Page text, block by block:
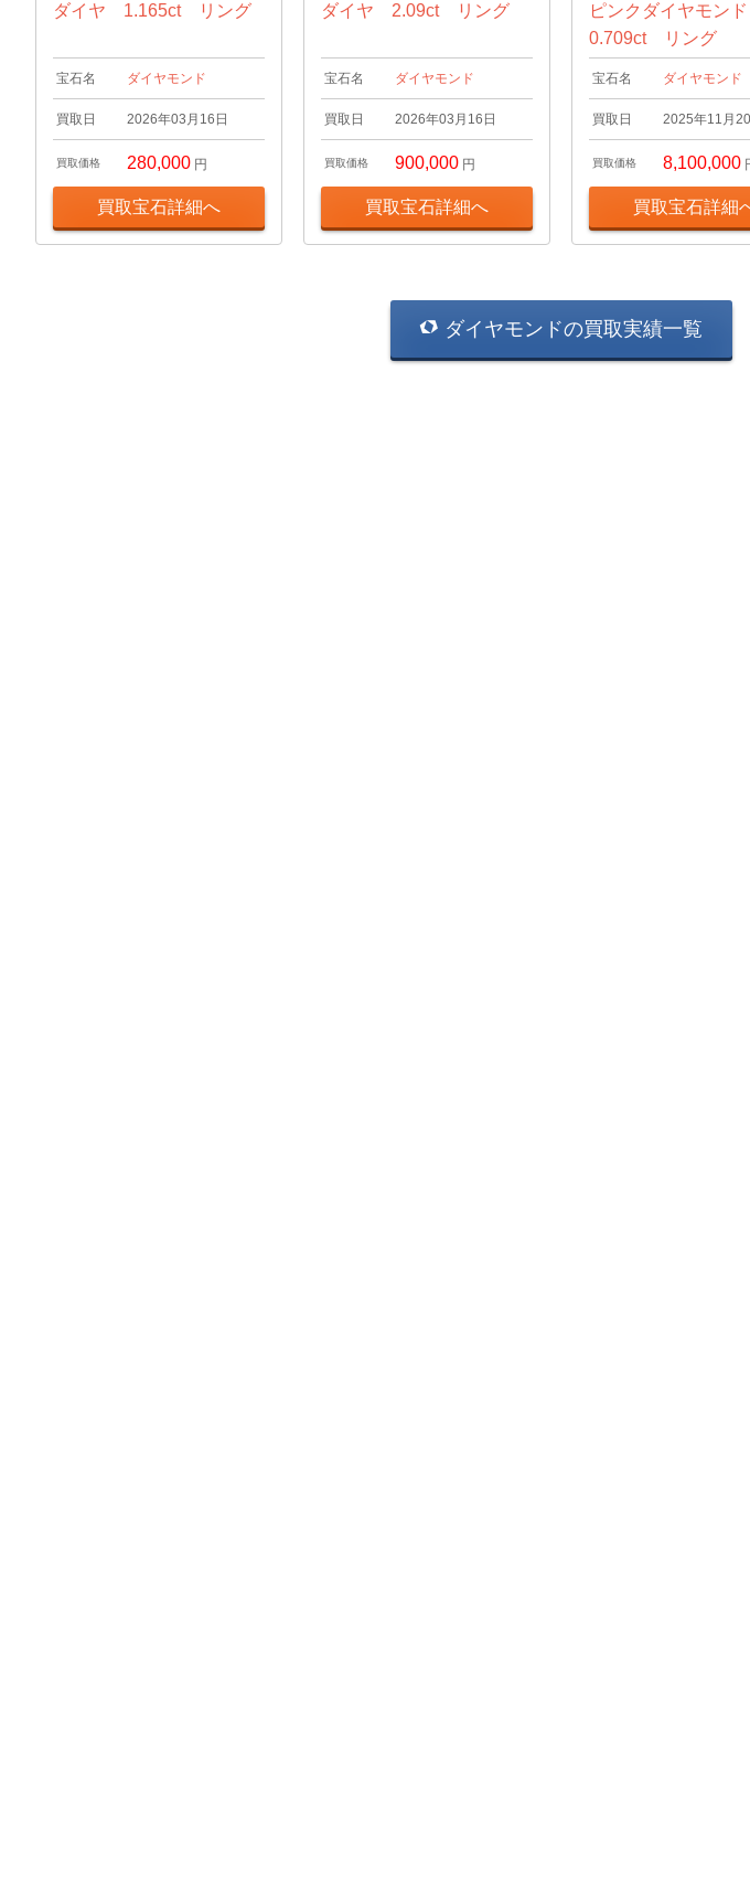
ダイヤ 1.165ct リング
宝石名 ダイヤモンド
買取日 2026年03月16日
買取価格 280,000 円
買取宝石詳細へ
ダイヤ 2.09ct リング
宝石名 ダイヤモンド
買取日 2026年03月16日
買取価格 900,000 円
買取宝石詳細へ
ピンクダイヤモン
0.709ct リング
宝石名 ダイヤモンド
買取日 2025年11月
買取価格 8,100,000
買取宝石詳細
ダイヤモンドの買取実績一覧